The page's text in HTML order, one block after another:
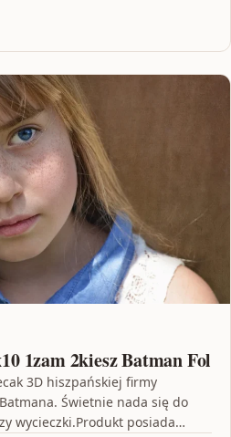
1zam 2kiesz Batman Fol
3D hiszpańskiej firmy
Świetnie nada się do
wycieczki.Produkt posiada